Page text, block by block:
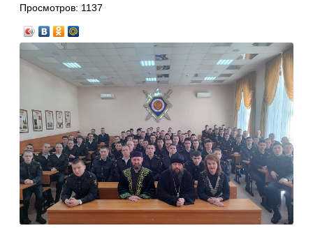
Просмотров: 1137